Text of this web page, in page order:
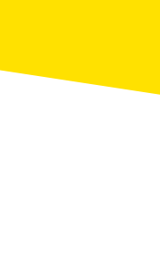
ecològica gestionat
beneficis del qual
conservació de la